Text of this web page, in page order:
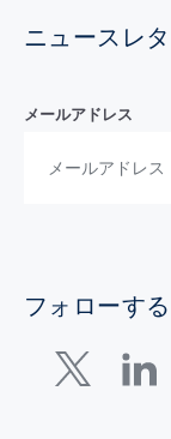
ニュースレ
メールアドレス
フォローする